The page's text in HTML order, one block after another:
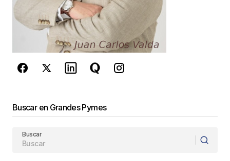
privacidady losTérminos del servicio
de Googlese aplican.
Enviar Comentario
Buscar en Grandes Pymes
Buscar